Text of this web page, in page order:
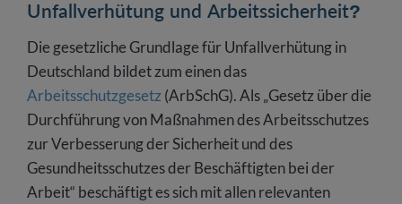
Unfallverhütung und Arbeitssicherheit?
Die gesetzliche Grundlage für Unfallverhütung in
Deutschland bildet zum einen das
Arbeitsschutzgesetz (ArbSchG). Als „Gesetz über die
Durchführung von Maßnahmen des Arbeitsschutzes
zur Verbesserung der Sicherheit und des
Gesundheitsschutzes der Beschäftigten bei der
Arbeit“ beschäftigt es sich mit allen relevanten